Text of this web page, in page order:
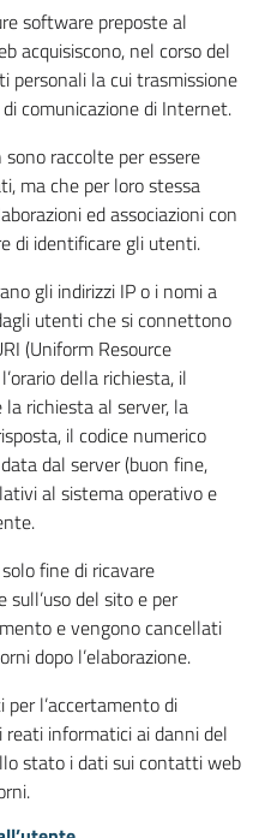
software preposte al
acquisiscono, nel corso del
personali la cui trasmissione
comunicazione di Internet.
raccolte per essere
ma che per loro stessa
ed associazioni con
di identificare gli utenti.
gli indirizzi IP o i nomi a
utenti che si connettono
(Uniform Resource
della richiesta, il
richiesta al server, la
il codice numerico
dal server (buon fine,
al sistema operativo e
fine di ricavare
del sito e per
e vengono cancellati
dopo l’elaborazione.
l’accertamento di
informatici ai danni del
stato i dati sui contatti web